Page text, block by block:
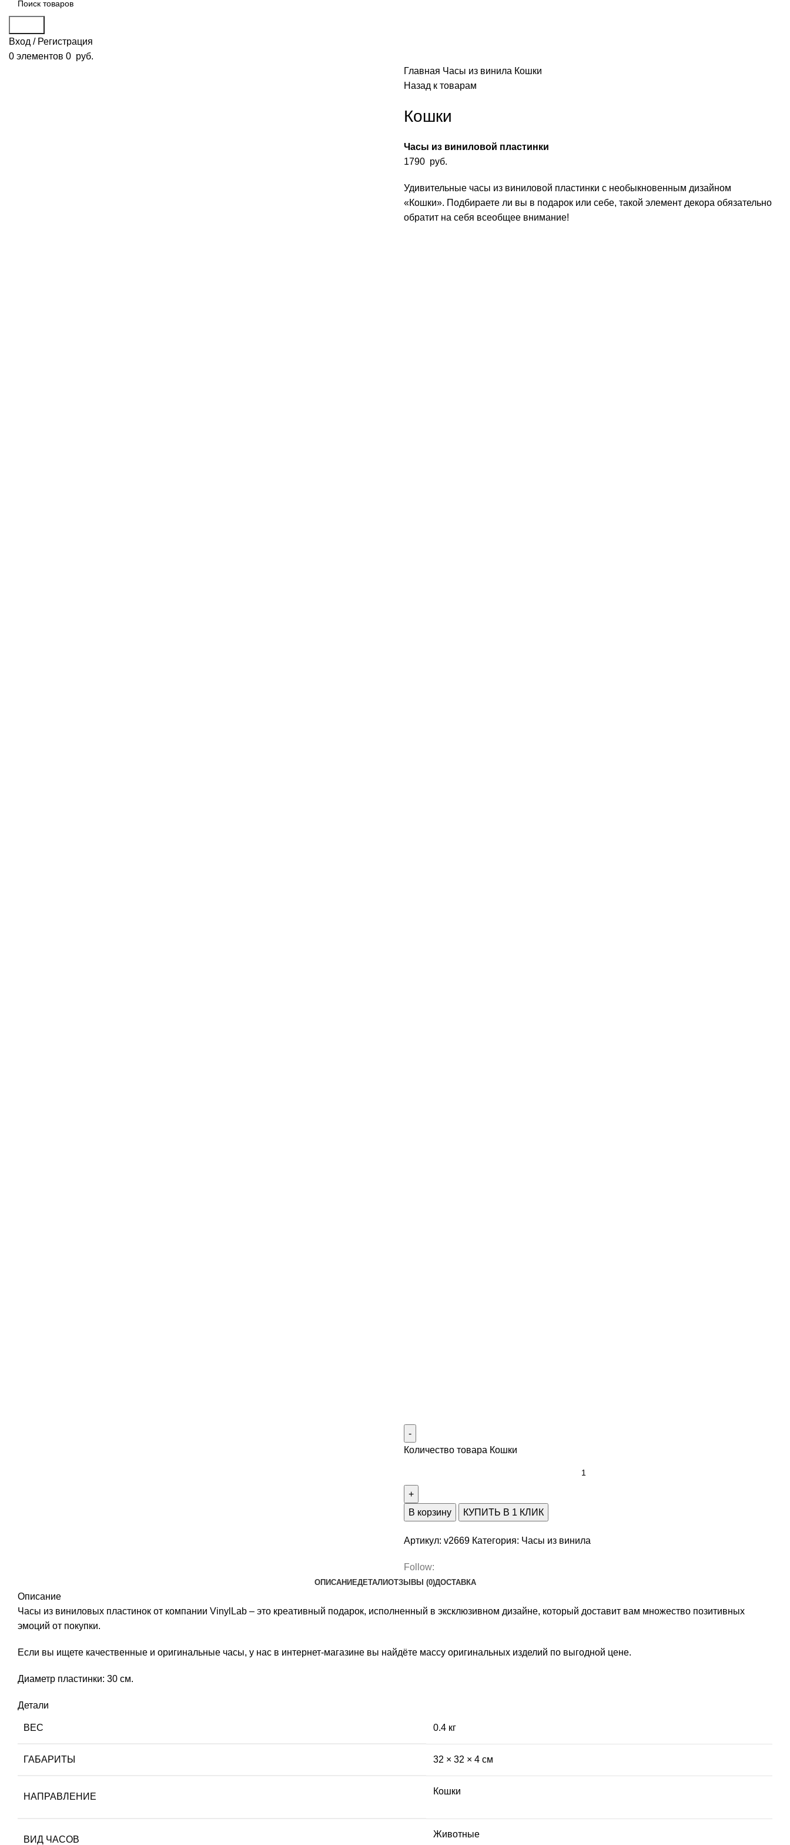
Вход / Регистрация
0 элементов 0 руб.
Главная Часы из винила Кошки
Назад к товарам
Кошки
Часы из виниловой пластинки
1790 руб.
Удивительные часы из виниловой пластинки с необыкновенным дизайном
«Кошки». Подбираете ли вы в подарок или себе, такой элемент декора обязательно
обратит на себя всеобщее внимание!
Количество товара Кошки
В корзину КУПИТЬ В 1 КЛИК
Артикул: v2669 Категория: Часы из винила
Follow:
ОПИСАНИЕДЕТАЛИОТЗЫВЫ (0)ДОСТАВКА
Описание
Часы из виниловых пластинок от компании VinylLab – это креативный подарок, исполненный в эксклюзивном дизайне, который доставит вам множество позитивных
эмоций от покупки.
Если вы ищете качественные и оригинальные часы, у нас в интернет-магазине вы найдёте массу оригинальных изделий по выгодной цене.
Диаметр пластинки: 30 см.
Детали
ВЕС 0.4 кг
ГАБАРИТЫ 32 × 32 × 4 см
НАПРАВЛЕНИЕ
Кошки
ВИД ЧАСОВ
Животные